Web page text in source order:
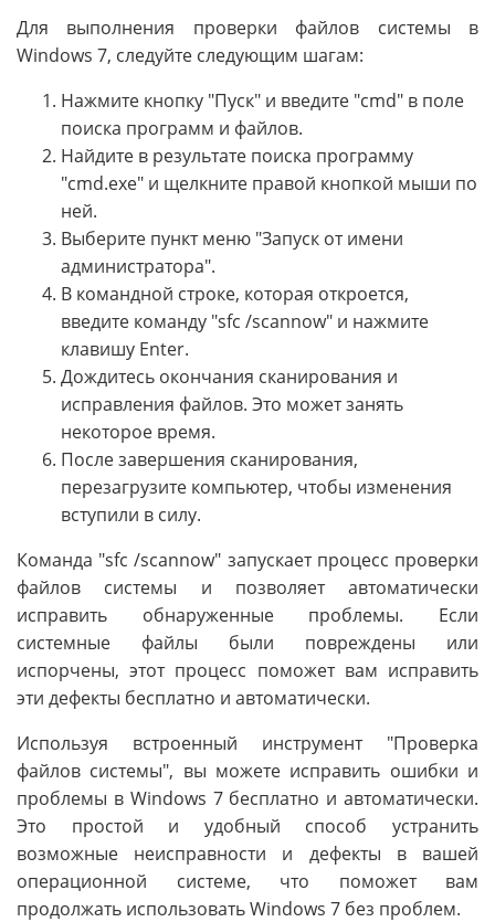
Для выполнения проверки файлов системы в
Windows 7, следуйте следующим шагам:
Нажмите кнопку "Пуск" и введите "cmd" в поле
поиска программ и файлов.
Найдите в результате поиска программу
"cmd.exe" и щелкните правой кнопкой мыши по
ней.
Выберите пункт меню "Запуск от имени
администратора".
В командной строке, которая откроется,
введите команду "sfc /scannow" и нажмите
клавишу Enter.
Дождитесь окончания сканирования и
исправления файлов. Это может занять
некоторое время.
После завершения сканирования,
перезагрузите компьютер, чтобы изменения
вступили в силу.
Команда "sfc /scannow" запускает процесс проверки
файлов системы и позволяет автоматически
исправить обнаруженные проблемы. Если
системные файлы были повреждены или
испорчены, этот процесс поможет вам исправить
эти дефекты бесплатно и автоматически.
Используя встроенный инструмент "Проверка
файлов системы", вы можете исправить ошибки и
проблемы в Windows 7 бесплатно и автоматически.
Это простой и удобный способ устранить
возможные неисправности и дефекты в вашей
операционной системе, что поможет вам
продолжать использовать Windows 7 без проблем.